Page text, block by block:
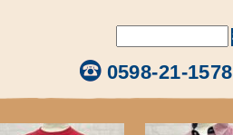
0598-21-1578